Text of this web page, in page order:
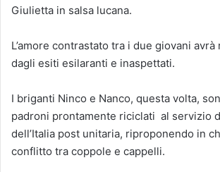
Giulietta in salsa lucana.
L’amore contrastato tra i due giovani
dagli esiti esilaranti e inaspettati.
I briganti Ninco e Nanco, questa volta,
padroni prontamente riciclati al servizio
dell’Italia post unitaria, riproponendo in
conflitto tra coppole e cappelli.